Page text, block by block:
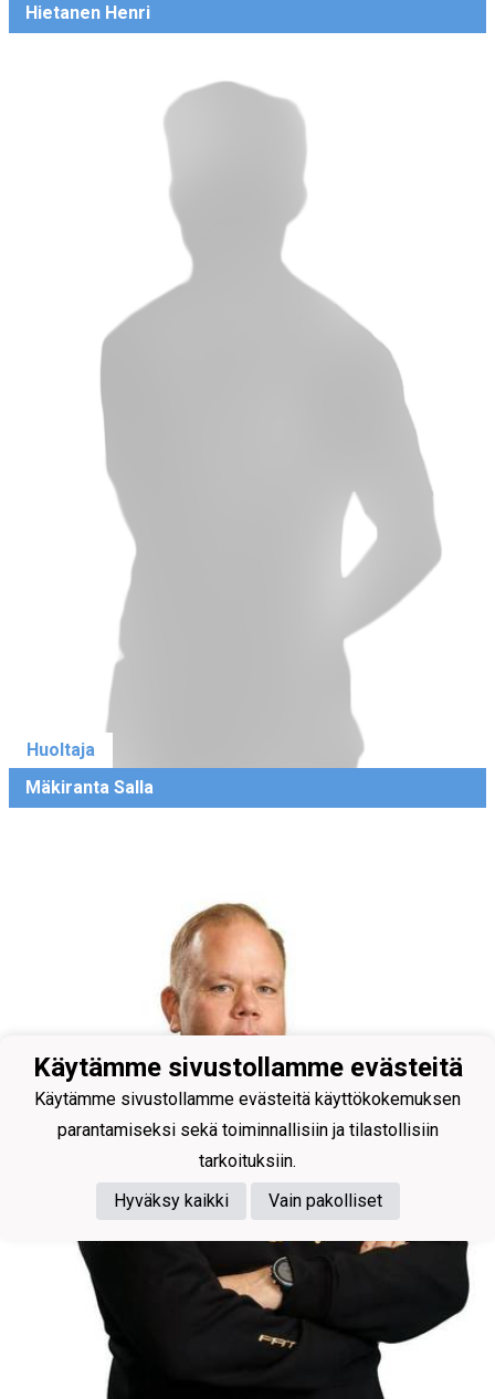
Hietanen Henri
Huoltaja
Mäkiranta Salla
Käytämme sivustollamme evästeitä
Käytämme sivustollamme evästeitä käyttökokemuksen
parantamiseksi sekä toiminnallisiin ja tilastollisiin
tarkoituksiin.
Hyväksy kaikki
Vain pakolliset